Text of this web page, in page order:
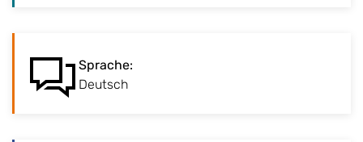
Sprache:
Deutsch